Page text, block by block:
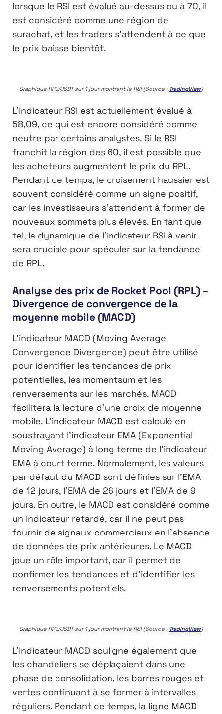
lorsque le RSI est évalué au-dessus ou à 70, il
est considéré comme une région de
surachat, et les traders s’attendent à ce que
le prix baisse bientôt.
Graphique RPL/USDT sur 1 jour montrant le RSI (Source : TradingView)
L’indicateur RSI est actuellement évalué à
58,09, ce qui est encore considéré comme
neutre par certains analystes. Si le RSI
franchit la région des 60, il est possible que
les acheteurs augmentent le prix du RPL.
Pendant ce temps, le croisement haussier est
souvent considéré comme un signe positif,
car les investisseurs s’attendent à former de
nouveaux sommets plus élevés. En tant que
tel, la dynamique de l’indicateur RSI à venir
sera cruciale pour spéculer sur la tendance
de RPL.
Analyse des prix de Rocket Pool (RPL) –
Divergence de convergence de la
moyenne mobile (MACD)
L’indicateur MACD (Moving Average
Convergence Divergence) peut être utilisé
pour identifier les tendances de prix
potentielles, les momentsum et les
renversements sur les marchés. MACD
facilitera la lecture d’une croix de moyenne
mobile. L’indicateur MACD est calculé en
soustrayant l’indicateur EMA (Exponential
Moving Average) à long terme de l’indicateur
EMA à court terme. Normalement, les valeurs
par défaut du MACD sont définies sur l’EMA
de 12 jours, l’EMA de 26 jours et l’EMA de 9
jours. En outre, le MACD est considéré comme
un indicateur retardé, car il ne peut pas
fournir de signaux commerciaux en l’absence
de données de prix antérieures. Le MACD
joue un rôle important, car il permet de
confirmer les tendances et d’identifier les
renversements potentiels.
Graphique RPL/USDT sur 1 jour montrant le RSI (Source : TradingView)
L’indicateur MACD souligne également que
les chandeliers se déplaçaient dans une
phase de consolidation, les barres rouges et
vertes continuant à se former à intervalles
réguliers. Pendant ce temps, la ligne MACD